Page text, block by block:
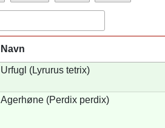
Navn
Urfugl (Lyrurus tetrix)
Agerhøne (Perdix perdix)